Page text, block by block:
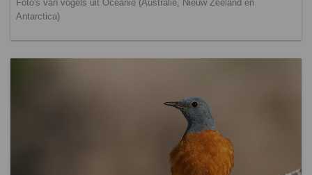
Foto's van vogels uit Oceanië (Australië, Nieuw Zeeland en
Antarctica)